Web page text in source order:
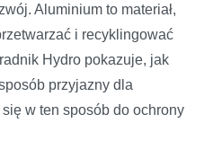
Aluminium to materiał,
i recyklingować
Hydro pokazuje, jak
przyjazny dla
w ten sposób do ochrony